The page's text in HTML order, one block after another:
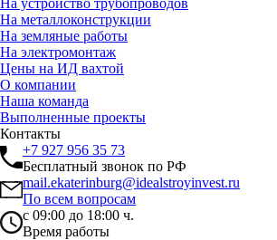
На устройство трубопроводов
На металлоконструкции
На земляные работы
На электромонтаж
Цены на ИД вахтой
О компании
Наша команда
Выполненные проекты
Контакты
+7 927 956 35 73
Бесплатный звонок по РФ
mail.ekaterinburg@idealstroyinvest.ru
По всем вопросам
с 09:00 до 18:00 ч.
Время работы